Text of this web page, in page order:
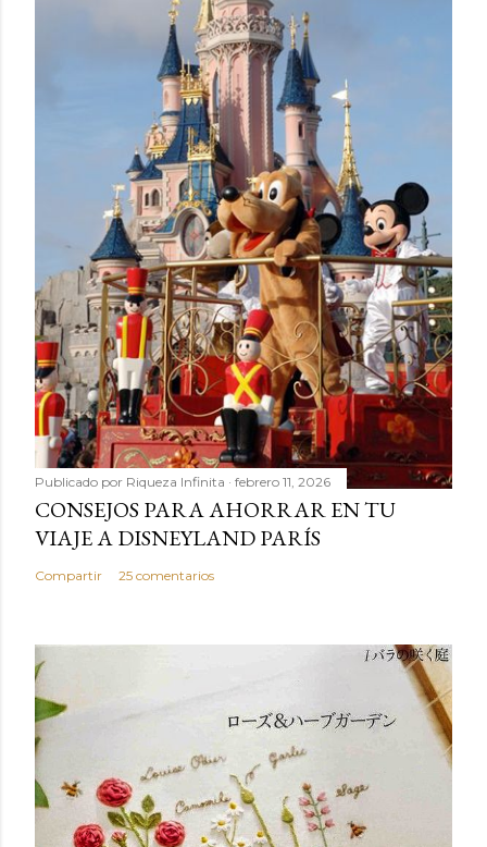
Publicado por Riqueza Infinita febrero 11, 2026
CONSEJOS PARA AHORRAR EN TU
VIAJE A DISNEYLAND PARÍS
Compartir 25 comentarios